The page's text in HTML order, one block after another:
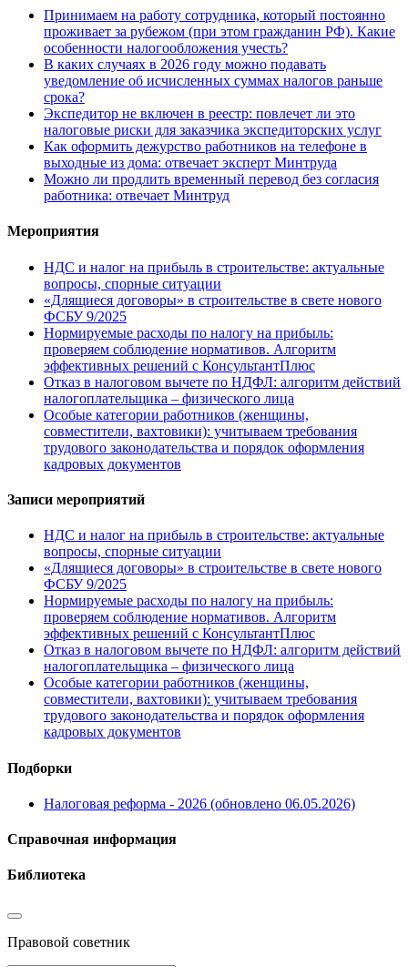
Принимаем на работу сотрудника, который постоянно
проживает за рубежом (при этом гражданин РФ). Какие
особенности налогообложения учесть?
В каких случаях в 2026 году можно подавать
уведомление об исчисленных суммах налогов раньше
срока?
Экспедитор не включен в реестр: повлечет ли это
налоговые риски для заказчика экспедиторских услуг
Как оформить дежурство работников на телефоне в
выходные из дома: отвечает эксперт Минтруда
Можно ли продлить временный перевод без согласия
работника: отвечает Минтруд
Мероприятия
НДС и налог на прибыль в строительстве: актуальные
вопросы, спорные ситуации
«Длящиеся договоры» в строительстве в свете нового
ФСБУ 9/2025
Нормируемые расходы по налогу на прибыль:
проверяем соблюдение нормативов. Алгоритм
эффективных решений с КонсультантПлюс
Отказ в налоговом вычете по НДФЛ: алгоритм действий
налогоплательщика – физического лица
Особые категории работников (женщины,
совместители, вахтовики): учитываем требования
трудового законодательства и порядок оформления
кадровых документов
Записи мероприятий
НДС и налог на прибыль в строительстве: актуальные
вопросы, спорные ситуации
«Длящиеся договоры» в строительстве в свете нового
ФСБУ 9/2025
Нормируемые расходы по налогу на прибыль:
проверяем соблюдение нормативов. Алгоритм
эффективных решений с КонсультантПлюс
Отказ в налоговом вычете по НДФЛ: алгоритм действий
налогоплательщика – физического лица
Особые категории работников (женщины,
совместители, вахтовики): учитываем требования
трудового законодательства и порядок оформления
кадровых документов
Подборки
Налоговая реформа - 2026 (обновлено 06.05.2026)
Справочная информация
Библиотека
Правовой советник